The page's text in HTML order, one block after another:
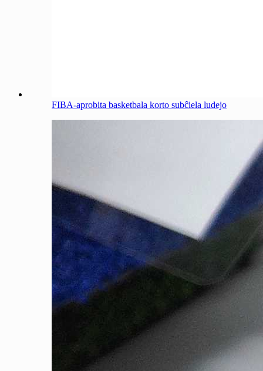
FIBA-aprobita basketbala korto subĉiela ludejo